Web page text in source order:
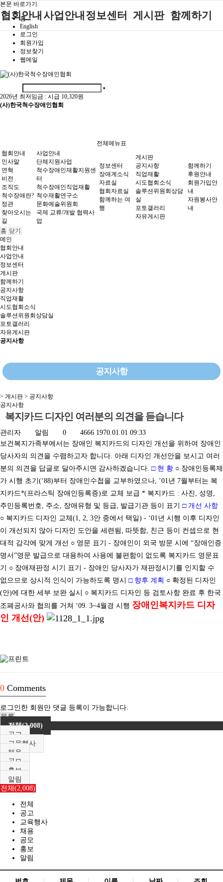
본문 바로가기
홈
English
로그인
회원가입
정보찾기
웹메일
2026년 최저임금 : 시급 10,320원
(사)한국척수장애인협회
협회안내
인사말
연혁
조직도
척수장애란?
사업안내
단체지원사업
척수장애인재
척수장애인직
척수재활연구
국제 교류/개
발 협력사업
정보센터
함께하는 여
게시판 함께하기
전체메뉴표
협회안내
인사말
연혁
비전
조직도
척수장애란?
정관
찾아오시는
길
사업안내
단체지원사업
척수장애인재활지원센
터
척수장애인직업재활
척수재활연구소
문화예술위원회
국제 교류/개발 협력사
업
정보센터
장애계소식
자료실
협회자료실
함께하는 여
행
게시판
공지사항
직업재활
시도협회소식
솔루션위원회상담
실
포토갤러리
자유게시판
함께하기
후원안내
회원가입안
내
자원봉사안
내
홈 닫기
메인
협회안내
사업안내
정보센터
게시판
함께하기
공지사항
직업재활
시도협회소식
솔루션위원회상담실
포토갤러리
자유게시판
공지사항
공지사항
> 게시판 > 공지사항
공지사항
복지카드 디자인 여러분의 의견을 듣습니다
관리자 알림 0 4666 1970.01.01 09:33
보건복지가족부에서는 장애인 복지카드의 디자인 개선을 위하여 장애인
당사자의 의견을 수렴하고자 합니다. 아래 디자인 개선안을 보시고 여러
분의 의견을 답글로 달아주시면 감사하겠습니다. □ 현 황 ○ 장애인등록제
가 시행 초기(‘88)부터 장애인수첩을 교부하였으나, ’01년 7월부터는 복
지카드*(프라스틱 장애인등록증)로 교체 보급 * 복지카드 : 사진, 성명,
주민등록번호, 주소, 장애유형 및 등급, 발급기관 등이 표기 □ 개선 사항
○ 복지카드 디자인 교체(1, 2, 3안 중에서 택일) - ‘01년 시행 이후 디자인
이 개선되지 않아 디자인 도안을 세련됨, 따뜻함, 친근 등이 컨셉으로 현
대적 감각에 맞게 개선 ○ 영문 표기 - 장애인이 외국 방문 시에 “장애인증
명서”영문 발급으로 대용하여 사용에 불편함이 없도록 복지카드 영문표
기 ○ 장애재판정 시기 표기 - 장애인 당사자가 재판정시기를 인지할 수
없으므로 상시적 인식이 가능하도록 명시 □ 향후 계획 ○ 확정된 디자인
(안)에 대한 세부 보완 실시 ○ 복지카드 디자인 등 검토사항 완료 후 한국
조폐공사와 협의를 거쳐 ‘09. 3~4월경 시행 장애인복지카드 디자
인 개선(안)
0 Comments
로그인한 회원만 댓글 등록이 가능합니다.
목록
전체(2,008)
공고
교육행사
채용
공모
홍보
알림
전체(2,008)
전체
공고
교육행사
채용
공모
홍보
알림